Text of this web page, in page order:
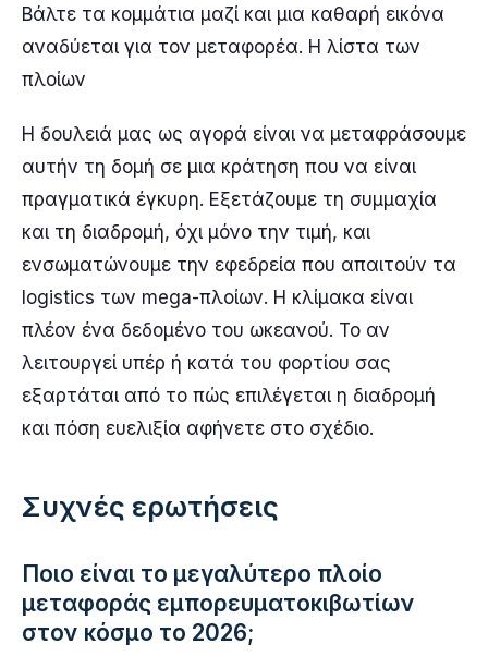
Βάλτε τα κομμάτια μαζί και μια καθαρή εικόνα
αναδύεται για τον μεταφορέα. Η λίστα των
πλοίων
Η δουλειά μας ως αγορά είναι να μεταφράσουμε
αυτήν τη δομή σε μια κράτηση που να είναι
πραγματικά έγκυρη. Εξετάζουμε τη συμμαχία
και τη διαδρομή, όχι μόνο την τιμή, και
ενσωματώνουμε την εφεδρεία που απαιτούν τα
logistics των mega-πλοίων. Η κλίμακα είναι
πλέον ένα δεδομένο του ωκεανού. Το αν
λειτουργεί υπέρ ή κατά του φορτίου σας
εξαρτάται από το πώς επιλέγεται η διαδρομή
και πόση ευελιξία αφήνετε στο σχέδιο.
Συχνές ερωτήσεις
Ποιο είναι το μεγαλύτερο πλοίο
μεταφοράς εμπορευματοκιβωτίων
στον κόσμο το 2026;